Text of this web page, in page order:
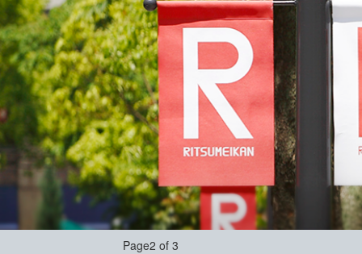
Page2 of 3